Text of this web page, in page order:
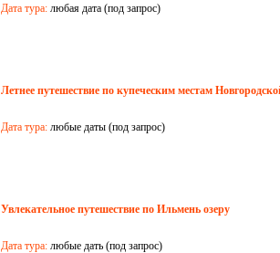
Дата тура: любая дата (под запрос)
Летнее путешествие по купеческим местам
Дата тура: любые даты (под запрос)
Увлекательное путешествие по Ильмень озеру
Дата тура: любые дать (под запрос)